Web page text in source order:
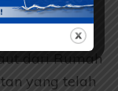
(BST)
dari Rumah
yang telah